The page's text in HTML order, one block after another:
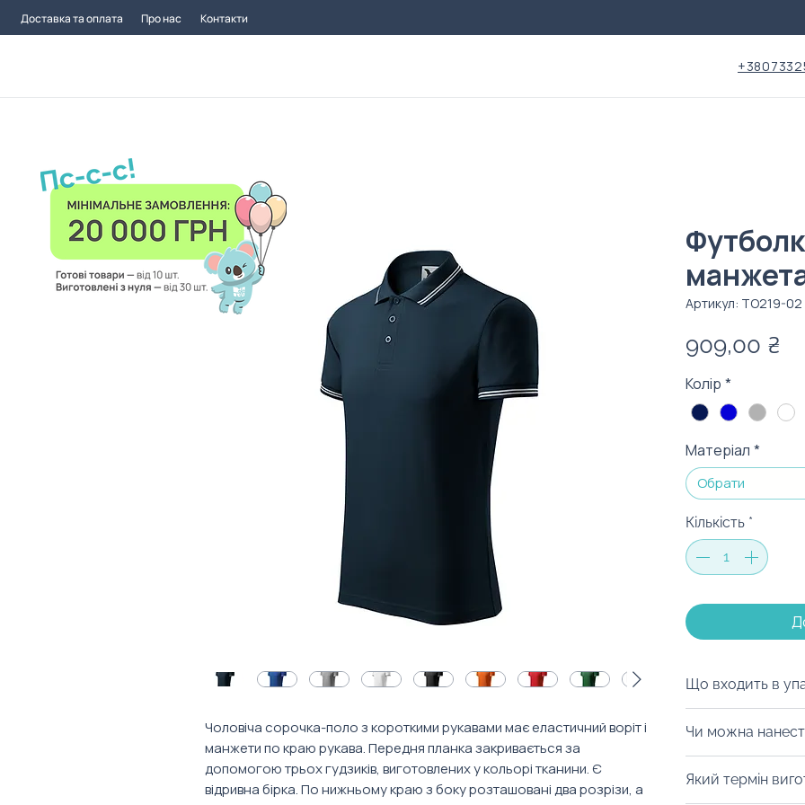
Доставка та оплата Про нас Контакти
Чоловіча сорочка-поло з короткими рукавами має еластичний воріт і
манжети по краю рукава. Передня планка закривається за
допомогою трьох гудзиків, виготовлених у кольорі тканини. Є
відривна бірка. По нижньому краю з боку розташовані два розрізи, а
Артикул: ТО219-02
909,00 ₴
Колір *
Матеріал *
Обрати
Кількість *
Що входить в
коробку на ваш
матеріалів,
будь-який інший
Чи можна
нанести
Який термін